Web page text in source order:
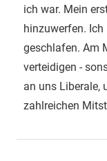
ich war. Mein
hinzuwerfen.
geschlafen. Am
verteidigen -
an uns Liberale,
zahlreichen